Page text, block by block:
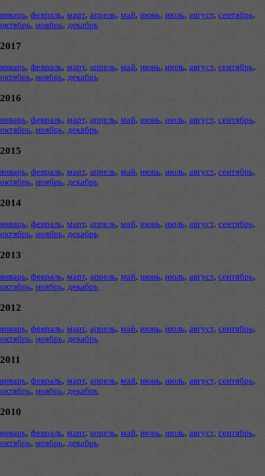
январь, февраль, март, апрель, май, июнь, июль, август, сентябрь,
октябрь, ноябрь, декабрь
2017
январь, февраль, март, апрель, май, июнь, июль, август, сентябрь,
октябрь, ноябрь, декабрь
2016
январь, февраль, март, апрель, май, июнь, июль, август, сентябрь,
октябрь, ноябрь, декабрь
2015
январь, февраль, март, апрель, май, июнь, июль, август, сентябрь,
октябрь, ноябрь, декабрь
2014
январь, февраль, март, апрель, май, июнь, июль, август, сентябрь,
октябрь, ноябрь, декабрь
2013
январь, февраль, март, апрель, май, июнь, июль, август, сентябрь,
октябрь, ноябрь, декабрь
2012
январь, февраль, март, апрель, май, июнь, июль, август, сентябрь,
октябрь, ноябрь, декабрь
2011
январь, февраль, март, апрель, май, июнь, июль, август, сентябрь,
октябрь, ноябрь, декабрь
2010
январь, февраль, март, апрель, май, июнь, июль, август, сентябрь,
октябрь, ноябрь, декабрь